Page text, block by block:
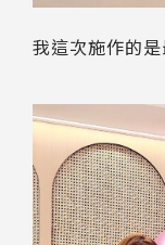
我這次施作的